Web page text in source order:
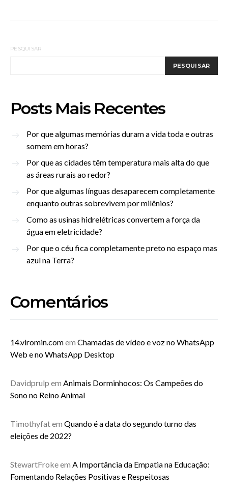
PESQUISAR
PESQUISAR
Posts Mais Recentes
Por que algumas memórias duram a vida toda e outras
somem em horas?
Por que as cidades têm temperatura mais alta do que
as áreas rurais ao redor?
Por que algumas línguas desaparecem completamente
enquanto outras sobrevivem por milênios?
Como as usinas hidrelétricas convertem a força da
água em eletricidade?
Por que o céu fica completamente preto no espaço mas
azul na Terra?
Comentários
14.viromin.comem Chamadas de vídeo e voz no WhatsApp
Web e no WhatsApp Desktop
Davidprulp em Animais Dorminhocos: Os Campeões do
Sono no Reino Animal
Timothyfatem Quando é a data do segundo turno das
eleições de 2022?
StewartFrokeem A Importância da Empatia na Educação:
Fomentando Relações Positivas e Respeitosas